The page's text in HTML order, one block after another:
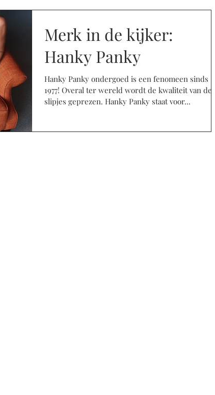
Merk in de kijker:
Hanky Panky
Hanky Panky ondergoed is een fenomeen sinds
1977! Overal ter wereld wordt de kwaliteit van deze
slipjes geprezen. Hanky Panky staat voor...